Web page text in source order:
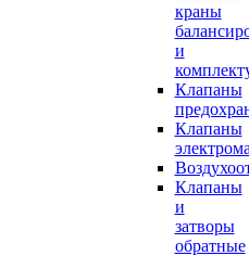
краны
и
Клапаны
Клапаны
Клапаны
и
затворы
обратные